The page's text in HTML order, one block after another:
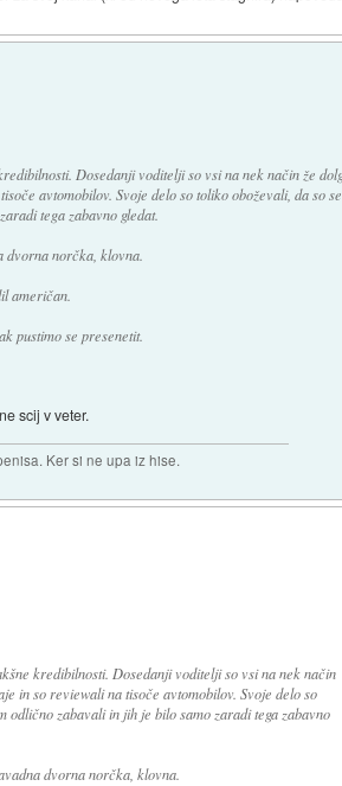
Dosedanji voditelji so vsi na nek način že
avtomobilov. Svoje delo so toliko oboževali, da so
tega zabavno gledat.
dvorna norčka, klovna.
američan.
pustimo se presenetit.
scij v veter.
Ker si ne upa iz hise.
kredibilnosti. Dosedanji voditelji so vsi na nek način
in so reviewali na tisoče avtomobilov. Svoje delo so
odlično zabavali in jih je bilo samo zaradi tega zabavno
dvorna norčka, klovna.